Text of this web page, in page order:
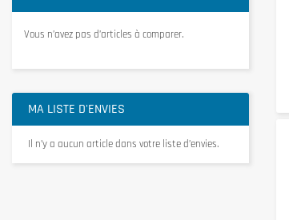
Vous n’avez pas d’articles à comparer.
MA LISTE D'ENVIES
Il n’y a aucun article dans votre liste d’envies.